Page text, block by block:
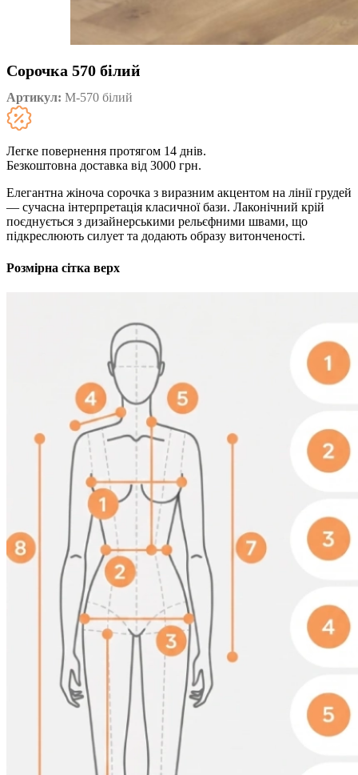
Сорочка 570 білий
Артикул: М-570 білий
Легке повернення протягом 14 днів.
Безкоштовна доставка від 3000 грн.
Елегантна жіноча сорочка з виразним акцентом на лінії грудей
— сучасна інтерпретація класичної бази. Лаконічний крій
поєднується з дизайнерськими рельєфними швами, що
підкреслюють силует та додають образу витонченості.
Розмірна сітка верх